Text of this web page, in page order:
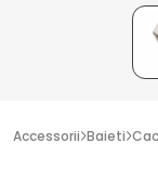
Accessorii Baieti